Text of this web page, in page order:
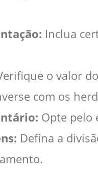
Inclua
o valor
com os
Opte pelo
Defina a